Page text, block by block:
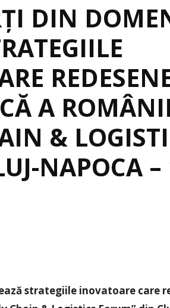
DIN
A
&
NAPOCA –
strategiile inovatoare care